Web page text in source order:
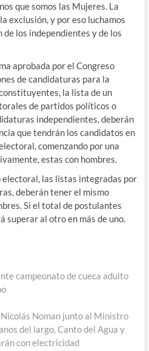
que somos las Mujeres. La
exclusión, y por eso luchamos
los independientes y de los
aprobada por el Congreso
de candidaturas para la
la lista de un
de partidos políticos o
independientes, deberán
que tendrán los candidatos en
comenzando por una
estas con hombres.
las listas integradas por
deberán tener el mismo
Si el total de postulantes
superar al otro en más de uno.
campeonato de cueca adulto
Noman junto al Ministro
del largo, Canto del Agua y
con electricidad